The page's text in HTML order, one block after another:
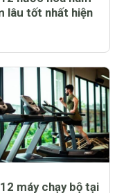
lâu tốt nhất hiện
máy chạy bộ tại